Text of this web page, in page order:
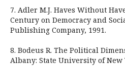
7. Adler M.J. Haves Without
Century on Democracy and
Publіshіng Company, 1991.
8. Bodeus R. The Political
Albany: State University of New